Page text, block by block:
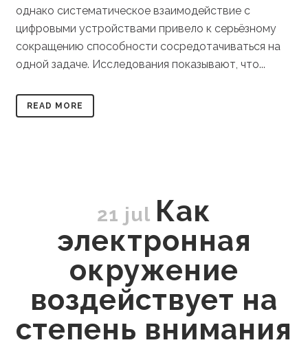
однако систематическое взаимодействие с
цифровыми устройствами привело к серьёзному
сокращению способности сосредотачиваться на
одной задаче. Исследования показывают, что...
READ MORE
21 jul Как
электронная
окружение
воздействует на
степень внимания